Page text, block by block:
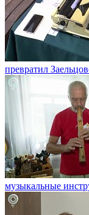
превратил
музыкальные